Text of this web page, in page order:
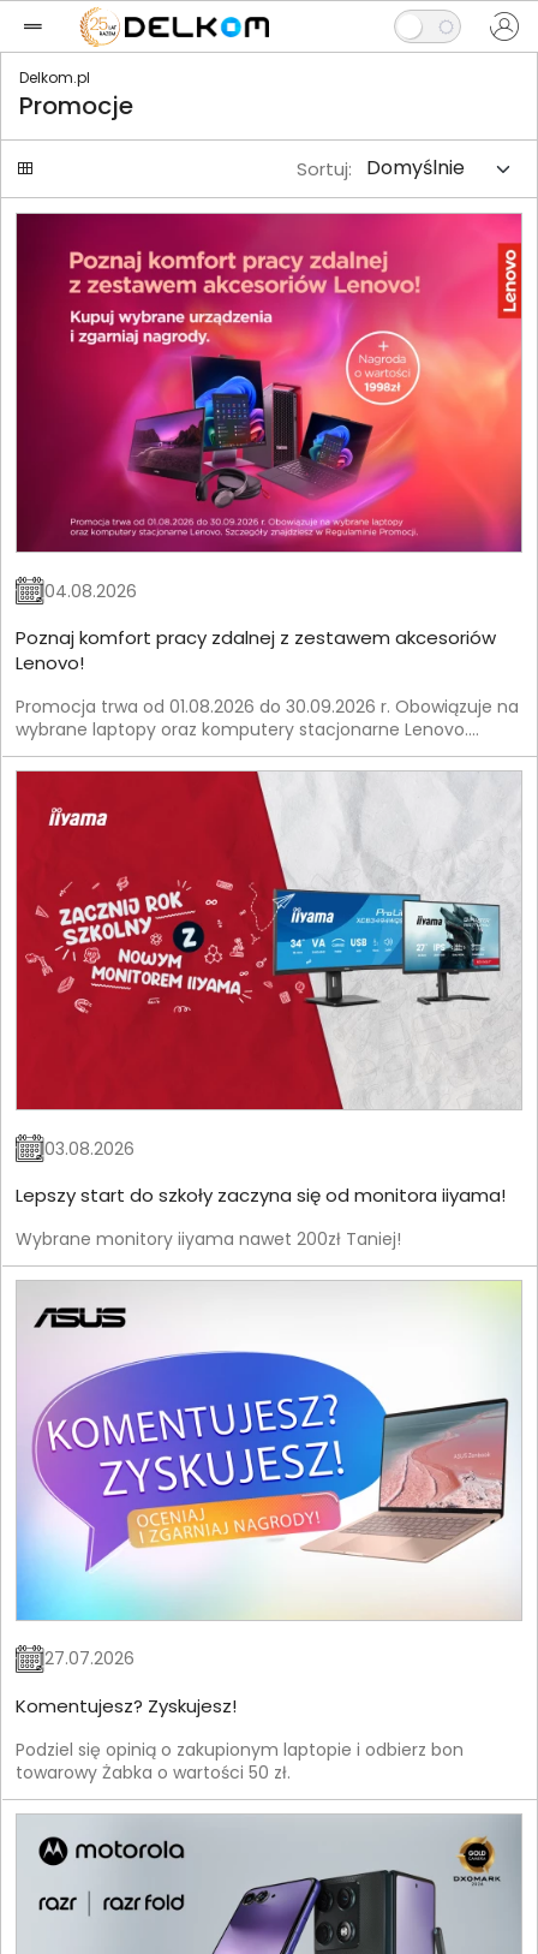
Delkom.pl
Promocje
Sortuj:
04.08.2026
Poznaj komfort pracy zdalnej z zestawem akcesoriów
Lenovo!
Promocja trwa od 01.08.2026 do 30.09.2026 r. Obowiązuje na
wybrane laptopy oraz komputery stacjonarne Lenovo.
Szczegóły znajdziesz w Regulaminie Promocji.
03.08.2026
Lepszy start do szkoły zaczyna się od monitora iiyama!
Wybrane monitory iiyama nawet 200zł Taniej!
27.07.2026
Komentujesz? Zyskujesz!
Podziel się opinią o zakupionym laptopie i odbierz bon
towarowy Żabka o wartości 50 zł.